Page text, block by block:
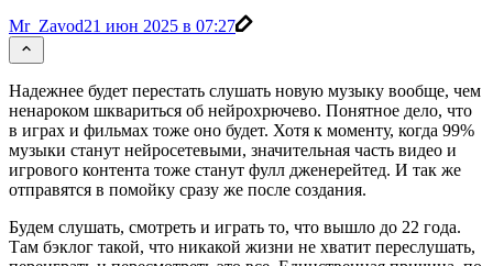
Mr_Zavod21 июн 2025 в 07:27
Надежнее будет перестать слушать новую музыку вообще, чем
ненароком шквариться об нейрохрючево. Понятное дело, что
в играх и фильмах тоже оно будет. Хотя к моменту, когда 99%
музыки станут нейросетевыми, значительная часть видео и
игрового контента тоже станут фулл дженерейтед. И так же
отправятся в помойку сразу же после создания.
Будем слушать, смотреть и играть то, что вышло до 22 года.
Там бэклог такой, что никакой жизни не хватит переслушать,